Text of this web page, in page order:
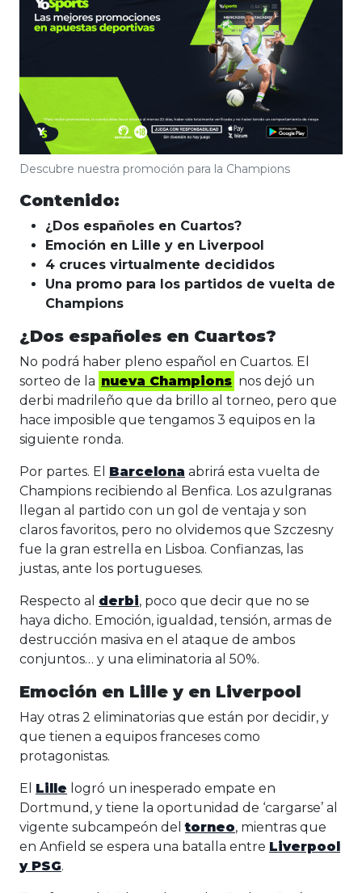
Descubre nuestra promoción para la Champions
Contenido:
¿Dos españoles en Cuartos?
Emoción en Lille y en Liverpool
4 cruces virtualmente decididos
Una promo para los partidos de vuelta de
Champions
¿Dos españoles en Cuartos?
No podrá haber pleno español en Cuartos. El
sorteo de la nueva Champions nos dejó un
derbi madrileño que da brillo al torneo, pero que
hace imposible que tengamos 3 equipos en la
siguiente ronda.
Por partes. El Barcelona abrirá esta vuelta de
Champions recibiendo al Benfica. Los azulgranas
llegan al partido con un gol de ventaja y son
claros favoritos, pero no olvidemos que Szczesny
fue la gran estrella en Lisboa. Confianzas, las
justas, ante los portugueses.
Respecto al derbi, poco que decir que no se
haya dicho. Emoción, igualdad, tensión, armas de
destrucción masiva en el ataque de ambos
conjuntos… y una eliminatoria al 50%.
Emoción en Lille y en Liverpool
Hay otras 2 eliminatorias que están por decidir, y
que tienen a equipos franceses como
protagonistas.
El Lille logró un inesperado empate en
Dortmund, y tiene la oportunidad de ‘cargarse’ al
vigente subcampeón deltorneo, mientras que
en Anfield se espera una batalla entre Liverpool
y PSG.